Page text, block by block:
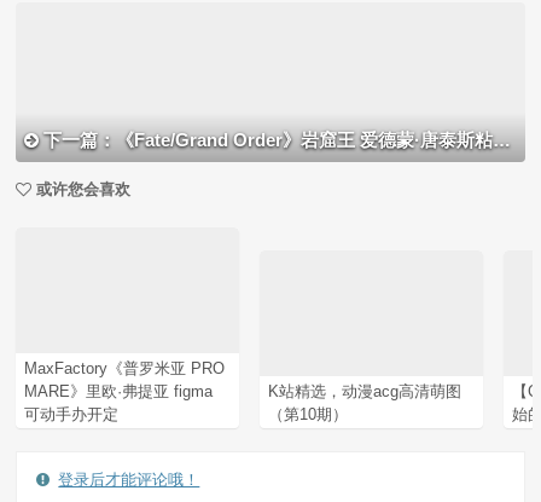
下一篇：《Fate/Grand Order》岩窟王 爱德蒙·唐泰斯粘土人手办开定
或许您会喜欢
MaxFactory《普罗米亚 PRO
MARE》里欧·弗提亚 figma
可动手办开定
K站精选，动漫acg高清萌图
（第10期）
【
始
登录后才能评论哦！